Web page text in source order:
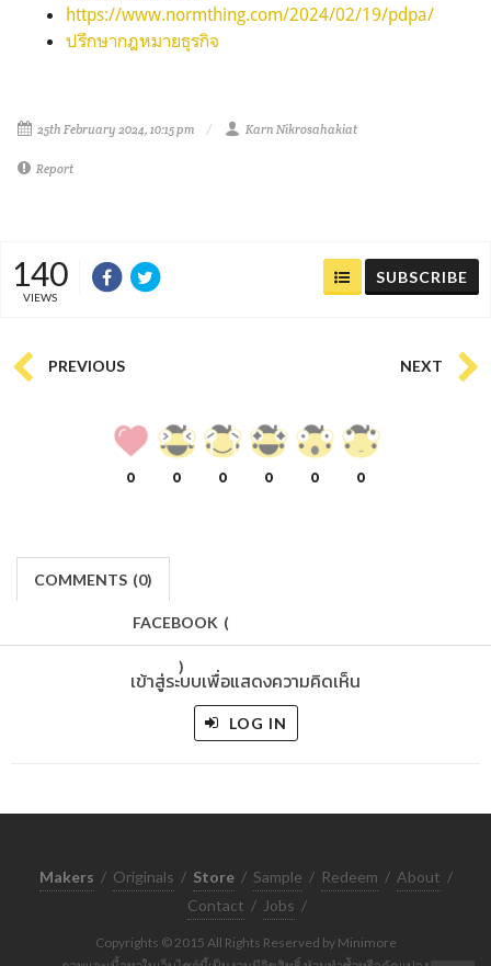
https://www.normthing.com/2024/02/19/pdpa/
ปรึกษากฎหมายธุรกิจ
25th February 2024, 10:15 pm Karn Nikrosahakiat
Report
140
VIEWS
SUBSCRIBE
PREVIOUS NEXT
0 0 0 0 0 0
COMMENTS (0)
FACEBOOK (
)
เข้าสู่ระบบเพื่อแสดงความคิดเห็น
LOG IN
Makers / Originals / Store / Sample / Redeem / About /
Contact / Jobs /
Copyrights © 2015 All Rights Reserved by Minimore